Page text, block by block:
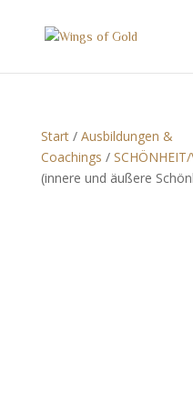
Start/ Ausbildungen &
Coachings / SCHÖNHEIT/
(innere und äußere